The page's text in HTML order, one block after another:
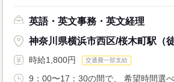
英語・英文事務・英文経理
神奈川県横浜市西区/桜木町駅（
時給1,800円 交通費一部支給
9：00〜17：30の間で、 希望時間選べ